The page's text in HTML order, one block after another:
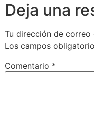
Deja una
Tu dirección de correo
Los campos
Comentario *